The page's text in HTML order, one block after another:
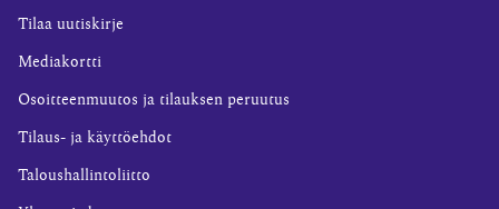
Tilaa uutiskirje
Mediakortti
Osoitteenmuutos ja tilauksen peruutus
Tilaus- ja käyttöehdot
Taloushallintoliitto